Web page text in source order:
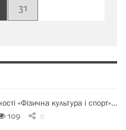
31
«Фізична культура і спорт»…
109 0